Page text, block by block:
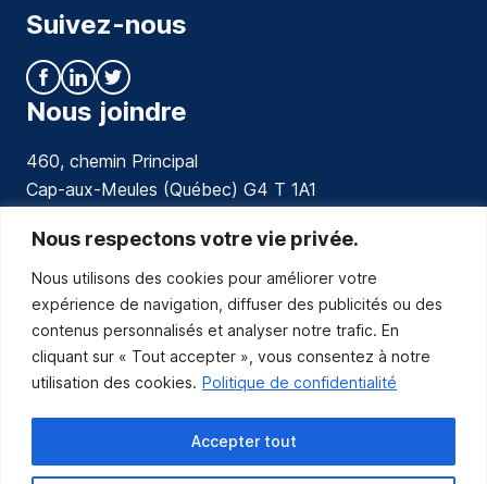
Nous respectons votre vie privée.
Nous utilisons des cookies pour améliorer votre
expérience de navigation, diffuser des publicités ou des
contenus personnalisés et analyser notre trafic. En
cliquant sur « Tout accepter », vous consentez à notre
utilisation des cookies. Politique de confidentialité
Accepter tout
Suivez-nous
Nous joindre
460, chemin Principal
Cap-aux-Meules (Québec) G4 T 1A1
communications@muniles.ca
418 986-3100
Composez le 1 en tout temps pour toutes urgences.
Abonnez-vous
Abonnez-vous pour recevoir les nouvelles
de la Municipalité par courriel.